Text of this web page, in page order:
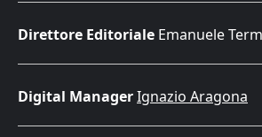
Direttore Editoriale Emanuele
Digital ManagerIgnazio Aragona